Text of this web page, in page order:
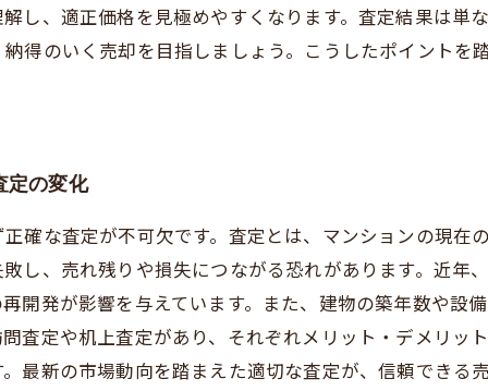
し、適正価格を見極めやすくなります。査定結果は単
得のいく売却を目指しましょう。こうしたポイントを
定の変化
確な査定が不可欠です。査定とは、マンションの現在
し、売れ残りや損失につながる恐れがあります。近年
開発が影響を与えています。また、建物の築年数や設
査定や机上査定があり、それぞれメリット・デメリッ
最新の市場動向を踏まえた適切な査定が、信頼できる